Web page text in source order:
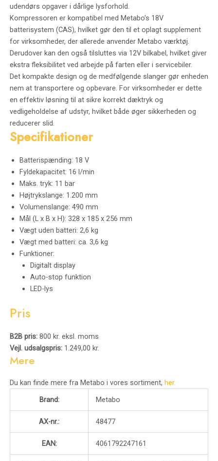
udendørs opgaver i dårlige lysforhold.
Kompressoren er kompatibel med Metabo’s 18V
batterisystem (CAS), hvilket gør den til et oplagt supplement
for virksomheder, der allerede anvender Metabo værktøj.
Derudover kan den også tilsluttes via 12V bilkabel, hvilket giver
ekstra fleksibilitet ved arbejde på farten eller i servicebiler.
Det kompakte design og de medfølgende slanger gør enheden
nem at transportere og opbevare. For virksomheder er dette
en effektiv løsning til at sikre korrekt dæktryk og
vedligeholdelse af udstyr, hvilket både øger sikkerheden og
reducerer slid.
Specifikationer
Batterispænding: 18 V
Fyldekapacitet: 16 l/min
Maks. tryk: 11 bar
Højtrykslange: 1.200 mm
Volumenslange: 490 mm
Mål (L x B x H): 328 x 185 x 256 mm
Vægt uden batteri: 2,6 kg
Vægt med batteri: ca. 3,6 kg
Funktioner:
Digitalt display
Auto-stop funktion
LED-lys
Pris
B2B pris: 800 kr. eksl. moms
Vejl. udsalgspris: 1.249,00 kr.
Mere
Du kan finde mere fra Metabo i vores sortiment, her.
Brand:
Metabo
AX-nr.: 48477
EAN: 4061792247161